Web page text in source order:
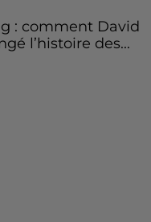
: comment David
l’histoire des...